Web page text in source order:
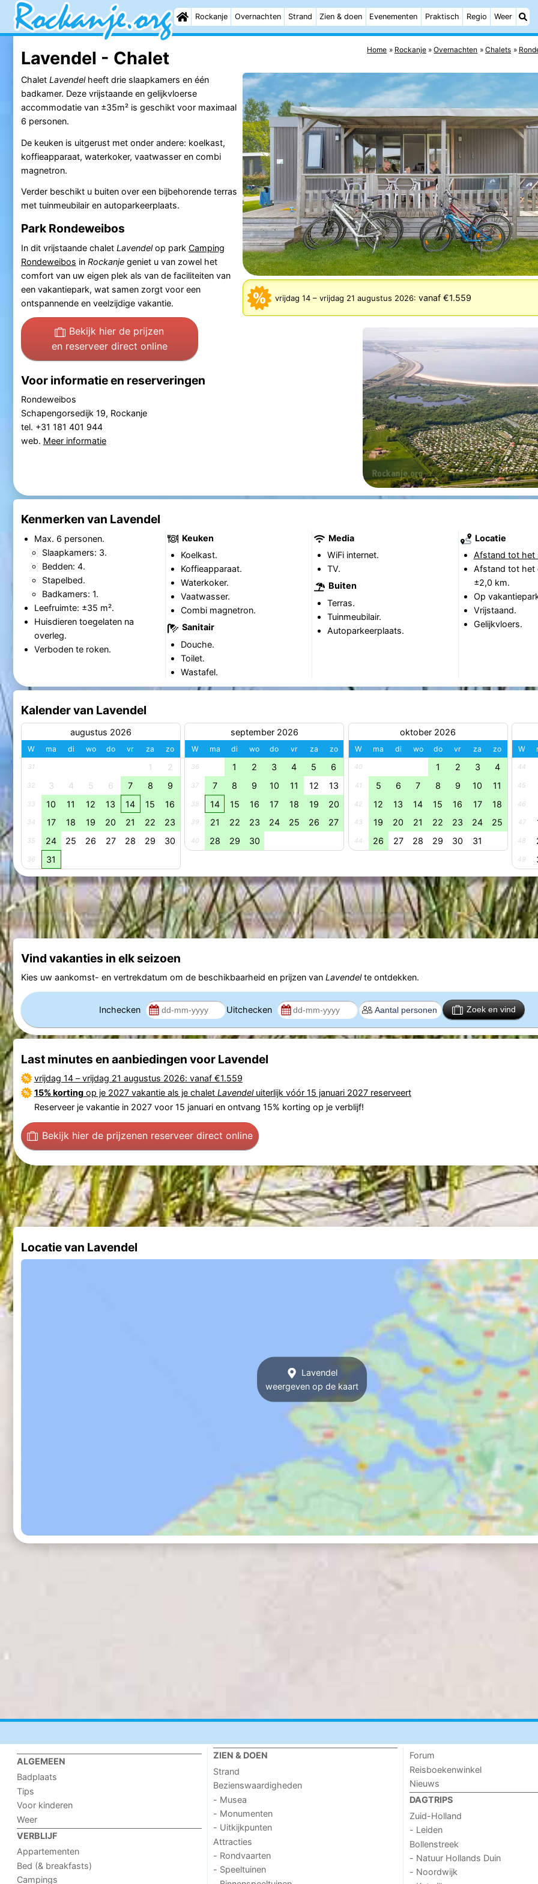
Rockanje Overnachten Strand Zien & doen Evenementen Praktisch Regio Weer
Home Rockanje Overnachten Chalets
Lavendel - Chalet
vrijdag 14– vrijdag 21 augustus 2026: vanaf €1.559
Chalet Lavendelheeft drie slaapkamers en één
badkamer. Deze vrijstaande en gelijkvloerse
accommodatie van ±35m² is geschikt voor maximaal
6 personen.
De keuken is uitgerust met onder andere: koelkast,
koffieapparaat, waterkoker, vaatwasser en combi
magnetron.
Verder beschikt u buiten over een bijbehorende terras
met tuinmeubilair en autoparkeerplaats.
Park Rondeweibos
In dit vrijstaande chalet Lavendelop park Camping
Rondeweibos in Rockanjegeniet u van zowel het
comfort van uw eigen plek als van de faciliteiten van
een vakantiepark, wat samen zorgt voor een
ontspannende en veelzijdige vakantie.
Bekijk hier de prijzen
en reserveer direct online
Voor informatie en reserveringen
Rondeweibos
Schapengorsedijk 19, Rockanje
tel. +31 181 401 944
web. Meer informatie
Kenmerken van Lavendel
Max. 6 personen.
Slaapkamers: 3.
Bedden: 4.
Stapelbed.
Badkamers: 1.
Leefruimte: ±35 m².
Huisdieren toegelaten na
overleg.
Verboden te roken.
Keuken
Koelkast.
Koffieapparaat.
Waterkoker.
Vaatwasser.
Combi magnetron.
Sanitair
Douche.
Toilet.
Wastafel.
Media
WiFi internet.
TV.
Buiten
Terras.
Tuinmeubilair.
Autoparkeerplaats.
Locatie
Afstand tot het
Afstand tot het
±2,0 km.
Op
Vrijstaand.
Gelijkvloers.
Kalender van Lavendel
augustus 2026
W ma di wo do vr za zo
31 1 2
32 3 4 5 6 7 8 9
33 10 11 12 13 14 15 16
34 17 18 19 20 21 22 23
35 24 25 26 27 28 29 30
36 31
september 2026
W ma di wo do vr za zo
36 1 2 3 4 5 6
37 7 8 9 10 11 12 13
38 14 15 16 17 18 19 20
39 21 22 23 24 25 26 27
40 28 29 30
oktober 2026
W ma di wo do vr za zo
40 1 2 3 4
41 5 6 7 8 9 10 11
42 12 13 14 15 16 17 18
43 19 20 21 22 23 24 25
44 26 27 28 29 30 31
W
44
45
46
47
48
49
Vind vakanties in elk seizoen
Kies uw aankomst- en vertrekdatum om de beschikbaarheid en prijzen van Lavendelte ontdekken.
Inchecken Uitchecken Zoek en vind
Last minutes en aanbiedingen voor Lavendel
vrijdag 14–vrijdag 21 augustus 2026: vanaf €1.559
15% kortingop je 2027 vakantie als je chalet Lavendeluiterlijk vóór 15 januari 2027 reserveert
Reserveer je vakantie in 2027 voor 15 januari en ontvang 15% korting op je verblijf!
Bekijk hier de prijzenen reserveer direct online
Locatie van Lavendel
Lavendel
weergeven op de kaart
ALGEMEEN
Badplaats
Tips
Voor kinderen
Weer
VERBLIJF
Appartementen
Bed (& breakfasts)
Campings
ZIEN & DOEN
Strand
Bezienswaardigheden
- Musea
- Monumenten
- Uitkijkpunten
Attracties
- Rondvaarten
- Speeltuinen
Forum
Reisboekenwinkel
Nieuws
DAGTRIPS
Zuid-Holland
- Leiden
Bollenstreek
- Natuur Hollands Duin
- Noordwijk